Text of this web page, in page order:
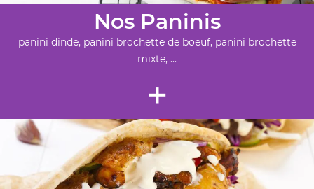
Nos Paninis
panini dinde, panini brochette de boeuf, panini brochette
mixte, ...
+